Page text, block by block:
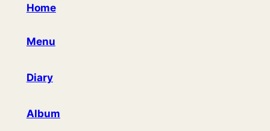
Home
Menu
Diary
Album